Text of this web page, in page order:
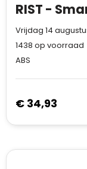
RIST -
Vrijdag 14
1438 op voorraad
ABS
€ 34,93